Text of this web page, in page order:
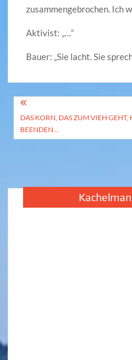
zusammengebrochen. Ich
Aktivist: „…“
Bauer: „Sie lacht. Sie
DAS KORN, DAS ZUM VIEH
BEENDEN…